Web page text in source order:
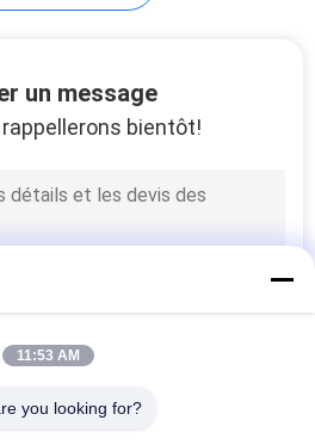
de SMT
de soudure
un message
bientôt!
11:53 AM
you looking for?